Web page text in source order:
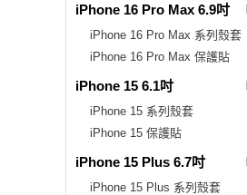
iPhone 16 Pro Max 6.9吋
iPhone 16 Pro Max 系列殼套
iPhone 16 Pro Max 保護貼
iPhone 15 6.1吋
iPhone 15 系列殼套
iPhone 15 保護貼
iPhone 15 Plus 6.7吋
iPhone 15 Plus 系列殼套